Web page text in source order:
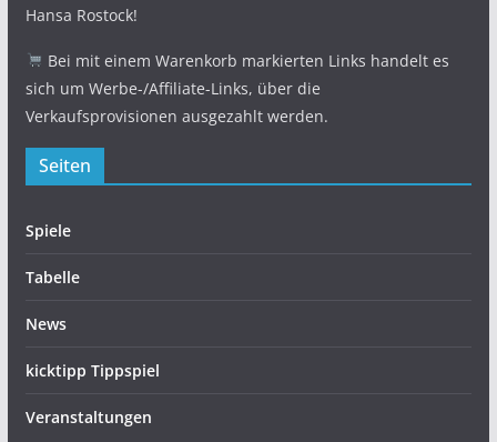
Hansa Rostock!
Bei mit einem Warenkorb markierten Links handelt es
sich um Werbe-/Affiliate-Links, über die
Verkaufsprovisionen ausgezahlt werden.
Seiten
Spiele
Tabelle
News
kicktipp Tippspiel
Veranstaltungen